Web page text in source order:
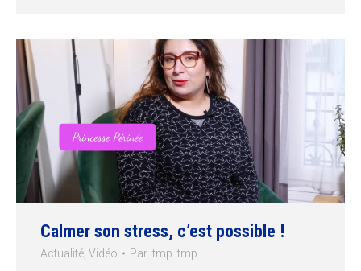
Calmer son stress, c’est possible !
Actualité Vidéo Par itmp itmp